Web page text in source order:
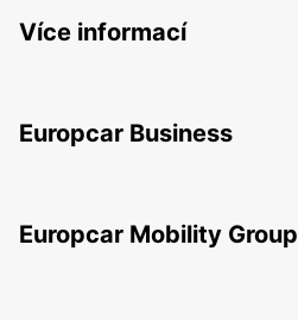
Více informací
Europcar Business
Europcar Mobility Group